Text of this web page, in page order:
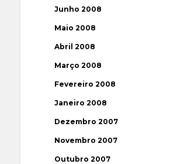
Junho 2008
Maio 2008
Abril 2008
Março 2008
Fevereiro 2008
Janeiro 2008
Dezembro 2007
Novembro 2007
Outubro 2007